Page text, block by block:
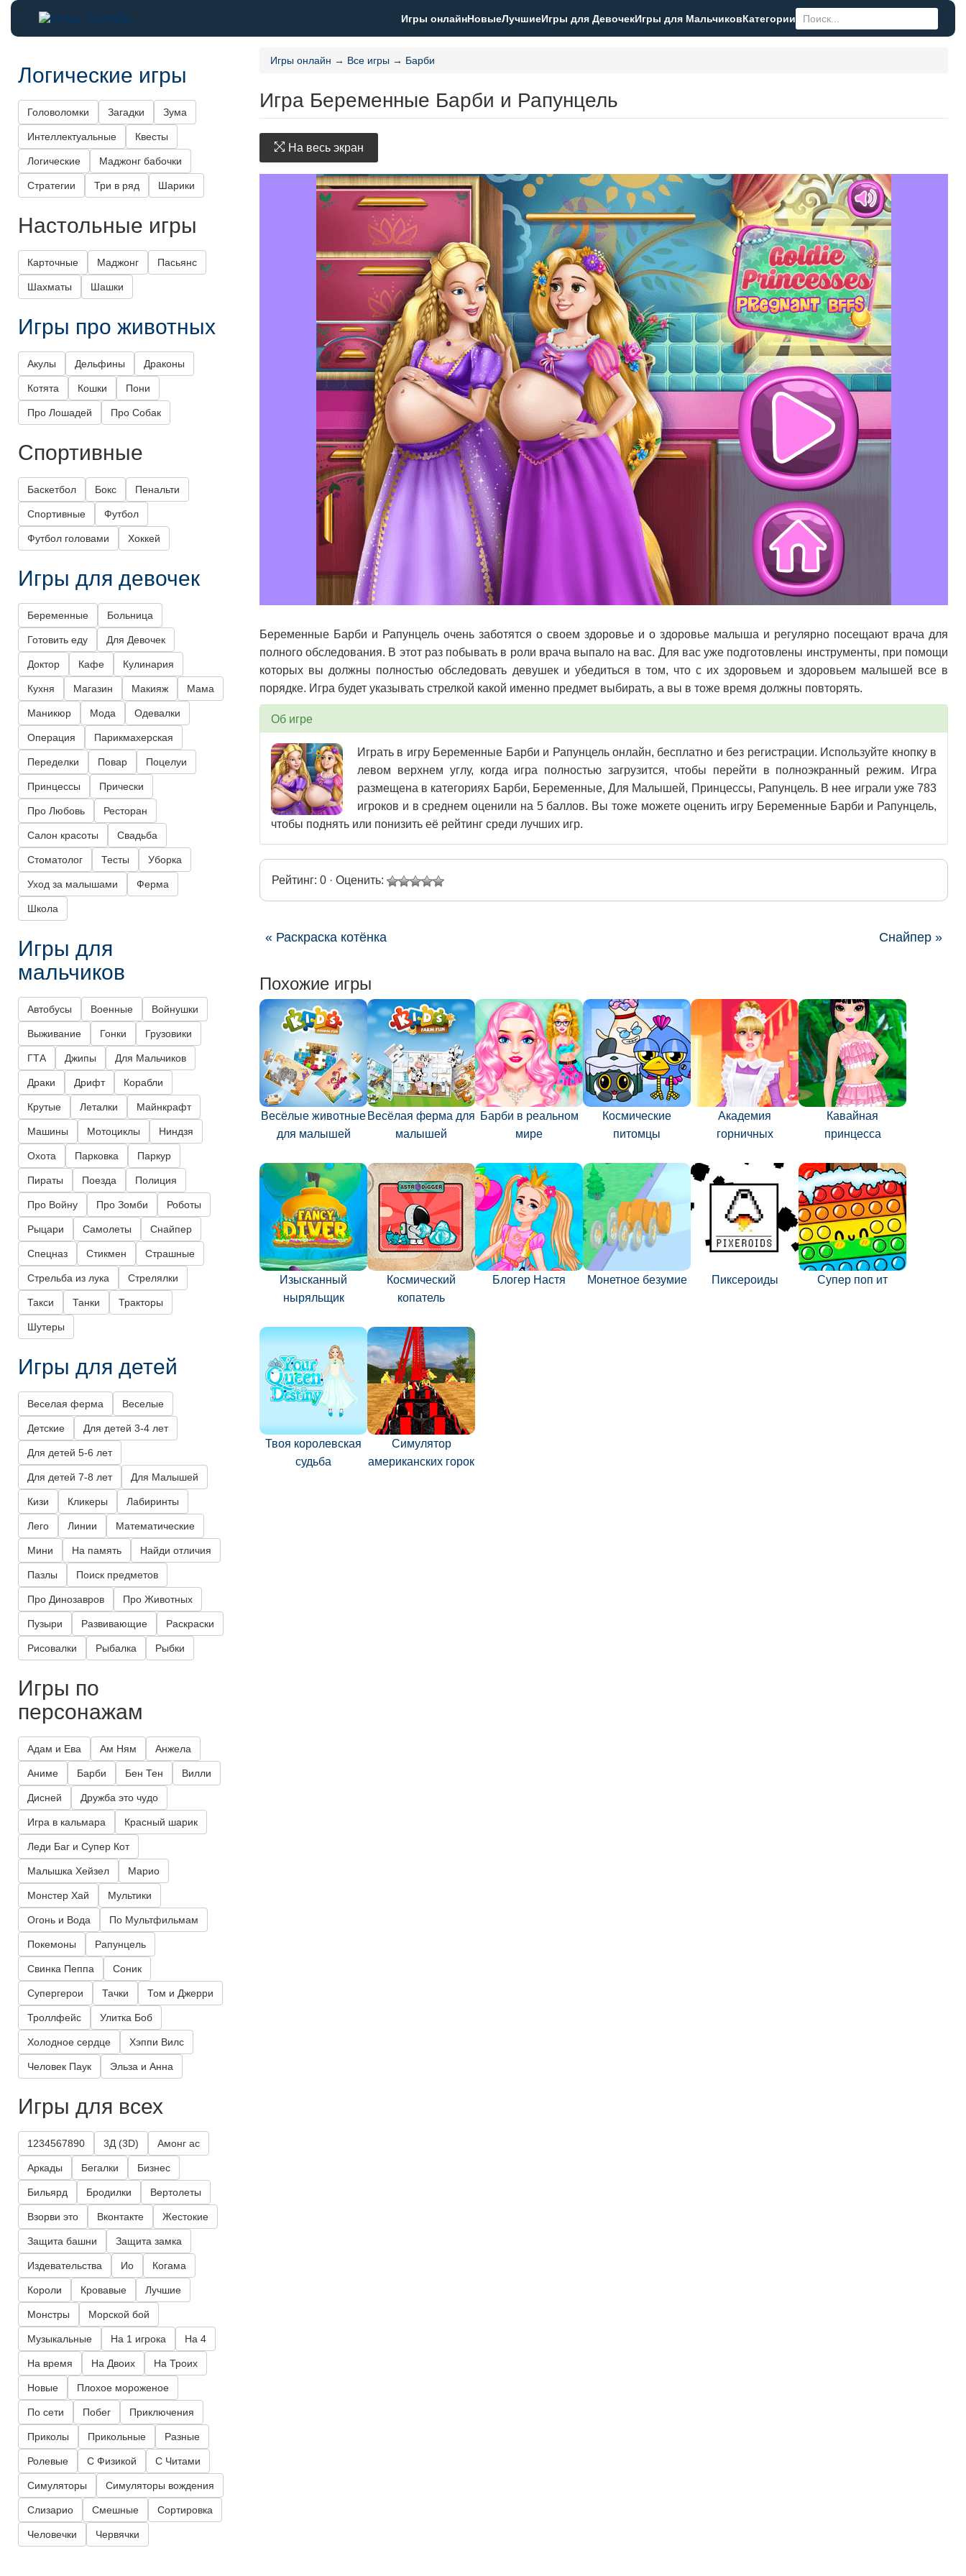
Игры онлайнНовыеЛучшиеИгры для ДевочекИгры для МальчиковКатегории
Игры онлайн → Все игры → Барби
Игра Беременные Барби и Рапунцель
На весь экран
Беременные Барби и Рапунцель очень заботятся о своем здоровье и о здоровье малыша и регулярно посещают врача для
полного обследования. В этот раз побывать в роли врача выпало на вас. Для вас уже подготовлены инструменты, при помощи
которых вы должны полностью обследовать девушек и убедиться в том, что с их здоровьем и здоровьем малышей все в
порядке. Игра будет указывать стрелкой какой именно предмет выбирать, а вы в тоже время должны повторять.
Об игре
Играть в игру Беременные Барби и Рапунцель онлайн, бесплатно и без регистрации. Используйте кнопку в
левом верхнем углу, когда игра полностью загрузится, чтобы перейти в полноэкранный режим. Игра
размещена в категориях Барби, Беременные, Для Малышей, Принцессы, Рапунцель. В нее играли уже 783
игроков и в среднем оценили на 5 баллов. Вы тоже можете оценить игру Беременные Барби и Рапунцель,
чтобы поднять или понизить её рейтинг среди лучших игр.
Рейтинг: 0 · Оценить:
« Раскраска котёнка Снайпер »
Похожие игры
Весёлые животные
для малышей
Весёлая ферма для
малышей
Барби в реальном
мире
Космические
питомцы
Академия
горничных
Кавайная
принцесса
Изысканный
ныряльщик
Космический
копатель
Блогер Настя Монетное безумие Пиксероиды Супер поп ит
Твоя королевская
судьба
Симулятор
американских горок
Логические игры
Головоломки Загадки Зума
Интеллектуальные Квесты
Логические Маджонг бабочки
Стратегии Три в ряд Шарики
Настольные игры
Карточные Маджонг Пасьянс
Шахматы Шашки
Игры про животных
Акулы Дельфины Драконы
Котята Кошки Пони
Про Лошадей Про Собак
Спортивные
Баскетбол Бокс Пенальти
Спортивные Футбол
Футбол головами Хоккей
Игры для девочек
Беременные Больница
Готовить еду Для Девочек
Доктор Кафе Кулинария
Кухня Магазин Макияж Мама
Маникюр Мода Одевалки
Операция Парикмахерская
Переделки Повар Поцелуи
Принцессы Прически
Про Любовь Ресторан
Салон красоты Свадьба
Стоматолог Тесты Уборка
Уход за малышами Ферма
Школа
Игры для
мальчиков
Автобусы Военные Войнушки
Выживание Гонки Грузовики
ГТА Джипы Для Мальчиков
Драки Дрифт Корабли
Крутые Леталки Майнкрафт
Машины Мотоциклы Ниндзя
Охота Парковка Паркур
Пираты Поезда Полиция
Про Войну Про Зомби Роботы
Рыцари Самолеты Снайпер
Спецназ Стикмен Страшные
Стрельба из лука Стрелялки
Такси Танки Тракторы
Шутеры
Игры для детей
Веселая ферма Веселые
Детские Для детей 3-4 лет
Для детей 5-6 лет
Для детей 7-8 лет Для Малышей
Кизи Кликеры Лабиринты
Лего Линии Математические
Мини На память Найди отличия
Пазлы Поиск предметов
Про Динозавров Про Животных
Пузыри Развивающие Раскраски
Рисовалки Рыбалка Рыбки
Игры по
персонажам
Адам и Ева Ам Ням Анжела
Аниме Барби Бен Тен Вилли
Дисней Дружба это чудо
Игра в кальмара Красный шарик
Леди Баг и Супер Кот
Малышка Хейзел Марио
Монстер Хай Мультики
Огонь и Вода По Мультфильмам
Покемоны Рапунцель
Свинка Пеппа Соник
Супергерои Тачки Том и Джерри
Троллфейс Улитка Боб
Холодное сердце Хэппи Вилс
Человек Паук Эльза и Анна
Игры для всех
1234567890 3Д (3D) Амонг ас
Аркады Бегалки Бизнес
Бильярд Бродилки Вертолеты
Взорви это Вконтакте Жестокие
Защита башни Защита замка
Издевательства Ио Когама
Короли Кровавые Лучшие
Монстры Морской бой
Музыкальные На 1 игрока На 4
На время На Двоих На Троих
Новые Плохое мороженое
По сети Побег Приключения
Приколы Прикольные Разные
Ролевые С Физикой С Читами
Симуляторы Симуляторы вождения
Слизарио Смешные Сортировка
Человечки Червячки